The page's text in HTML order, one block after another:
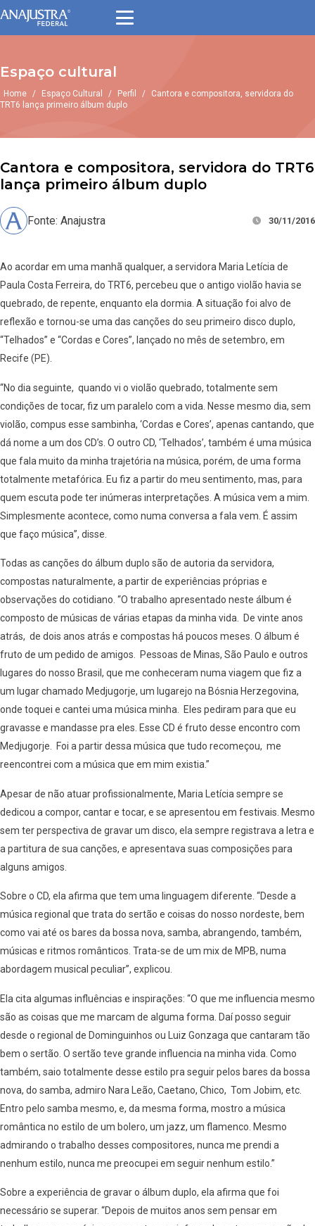
Espaço cultural
Home / Espaço Cultural / Perfil /
Cantora e compositora, servidora do
TRT6 lança primeiro álbum duplo
Cantora e compositora, servidora do TRT6
lança primeiro álbum duplo
Fonte: Anajustra 30/11/2016
Ao acordar em uma manhã qualquer, a servidora Maria Letícia de
Paula Costa Ferreira, do TRT6, percebeu que o antigo violão havia se
quebrado, de repente, enquanto ela dormia. A situação foi alvo de
reflexão e tornou-se uma das canções do seu primeiro disco duplo,
“Telhados” e “Cordas e Cores”, lançado no mês de setembro, em
Recife (PE).
“No dia seguinte, quando vi o violão quebrado, totalmente sem
condições de tocar, fiz um paralelo com a vida. Nesse mesmo dia, sem
violão, compus esse sambinha, ‘Cordas e Cores’, apenas cantando, que
dá nome a um dos CD’s. O outro CD, ‘Telhados’, também é uma música
que fala muito da minha trajetória na música, porém, de uma forma
totalmente metafórica. Eu fiz a partir do meu sentimento, mas, para
quem escuta pode ter inúmeras interpretações. A música vem a mim.
Simplesmente acontece, como numa conversa a fala vem. É assim
que faço música”, disse.
Todas as canções do álbum duplo são de autoria da servidora,
compostas naturalmente, a partir de experiências próprias e
observações do cotidiano. “O trabalho apresentado neste álbum é
composto de músicas de várias etapas da minha vida. De vinte anos
atrás, de dois anos atrás e compostas há poucos meses. O álbum é
fruto de um pedido de amigos. Pessoas de Minas, São Paulo e outros
lugares do nosso Brasil, que me conheceram numa viagem que fiz a
um lugar chamado Medjugorje, um lugarejo na Bósnia Herzegovina,
onde toquei e cantei uma música minha. Eles pediram para que eu
gravasse e mandasse pra eles. Esse CD é fruto desse encontro com
Medjugorje. Foi a partir dessa música que tudo recomeçou, me
reencontrei com a música que em mim existia.”
Apesar de não atuar profissionalmente, Maria Letícia sempre se
dedicou a compor, cantar e tocar, e se apresentou em festivais. Mesmo
sem ter perspectiva de gravar um disco, ela sempre registrava a letra e
a partitura de sua canções, e apresentava suas composições para
alguns amigos.
Sobre o CD, ela afirma que tem uma linguagem diferente. “Desde a
música regional que trata do sertão e coisas do nosso nordeste, bem
como vai até os bares da bossa nova, samba, abrangendo, também,
músicas e ritmos românticos. Trata-se de um mix de MPB, numa
abordagem musical peculiar”, explicou.
Ela cita algumas influências e inspirações: “O que me influencia mesmo
são as coisas que me marcam de alguma forma. Daí posso seguir
desde o regional de Dominguinhos ou Luiz Gonzaga que cantaram tão
bem o sertão. O sertão teve grande influencia na minha vida. Como
também, saio totalmente desse estilo pra seguir pelos bares da bossa
nova, do samba, admiro Nara Leão, Caetano, Chico, Tom Jobim, etc.
Entro pelo samba mesmo, e, da mesma forma, mostro a música
romântica no estilo de um bolero, um jazz, um flamenco. Mesmo
admirando o trabalho desses compositores, nunca me prendi a
nenhum estilo, nunca me preocupei em seguir nenhum estilo.”
Sobre a experiência de gravar o álbum duplo, ela afirma que foi
necessário se superar. “Depois de muitos anos sem pensar em